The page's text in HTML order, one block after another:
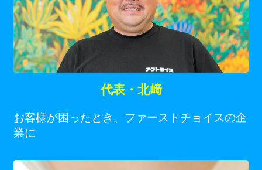
代表・北﨑
お客様が困ったとき、ファーストチョイスの企
業に